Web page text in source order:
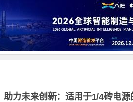
助力未来创新：适用于1/4砖电